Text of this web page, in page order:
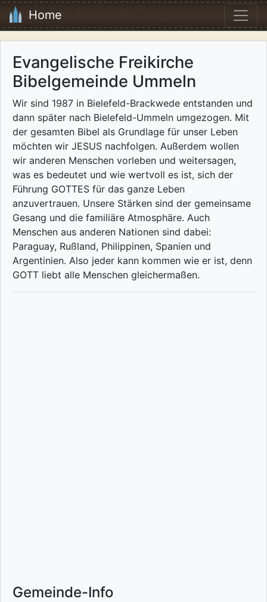
Home
Evangelische Freikirche
Bibelgemeinde Ummeln
Wir sind 1987 in Bielefeld-Brackwede entstanden und
dann später nach Bielefeld-Ummeln umgezogen. Mit
der gesamten Bibel als Grundlage für unser Leben
möchten wir JESUS nachfolgen. Außerdem wollen
wir anderen Menschen vorleben und weitersagen,
was es bedeutet und wie wertvoll es ist, sich der
Führung GOTTES für das ganze Leben
anzuvertrauen. Unsere Stärken sind der gemeinsame
Gesang und die familiäre Atmosphäre. Auch
Menschen aus anderen Nationen sind dabei:
Paraguay, Rußland, Philippinen, Spanien und
Argentinien. Also jeder kann kommen wie er ist, denn
GOTT liebt alle Menschen gleichermaßen.
Gemeinde-Info